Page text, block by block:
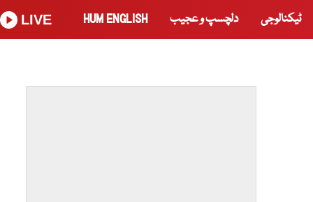
ٹیکنالوجی دلچسپ و عجیب HUM ENGLISH
LIVE